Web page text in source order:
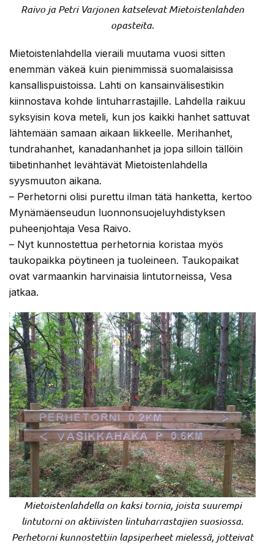
Raivo ja Petri Varjonen katselevat Mietoistenlahden
opasteita.
Mietoistenlahdella vieraili muutama vuosi sitten
enemmän väkeä kuin pienimmissä suomalaisissa
kansallispuistoissa. Lahti on kansainvälisestikin
kiinnostava kohde lintuharrastajille. Lahdella raikuu
syksyisin kova meteli, kun jos kaikki hanhet sattuvat
lähtemään samaan aikaan liikkeelle. Merihanhet,
tundrahanhet, kanadanhanhet ja jopa silloin tällöin
tiibetinhanhet levähtävät Mietoistenlahdella
syysmuuton aikana.
– Perhetorni olisi purettu ilman tätä hanketta, kertoo
Mynämäenseudun luonnonsuojeluyhdistyksen
puheenjohtaja Vesa Raivo.
– Nyt kunnostettua perhetornia koristaa myös
taukopaikka pöytineen ja tuoleineen. Taukopaikat
ovat varmaankin harvinaisia lintutorneissa, Vesa
jatkaa.
Mietoistenlahdella on kaksi tornia, joista suurempi
lintutorni on aktiivisten lintuharrastajien suosiossa.
Perhetorni kunnostettiin lapsiperheet mielessä, jotteivat